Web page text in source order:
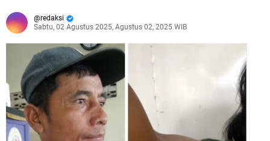
redaksi
Sabtu, 02 Agustus 2025, Agustus 02, 2025 WIB